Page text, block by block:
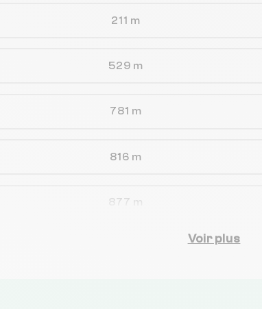
211 m
529 m
781 m
816 m
877 m
Voir plus